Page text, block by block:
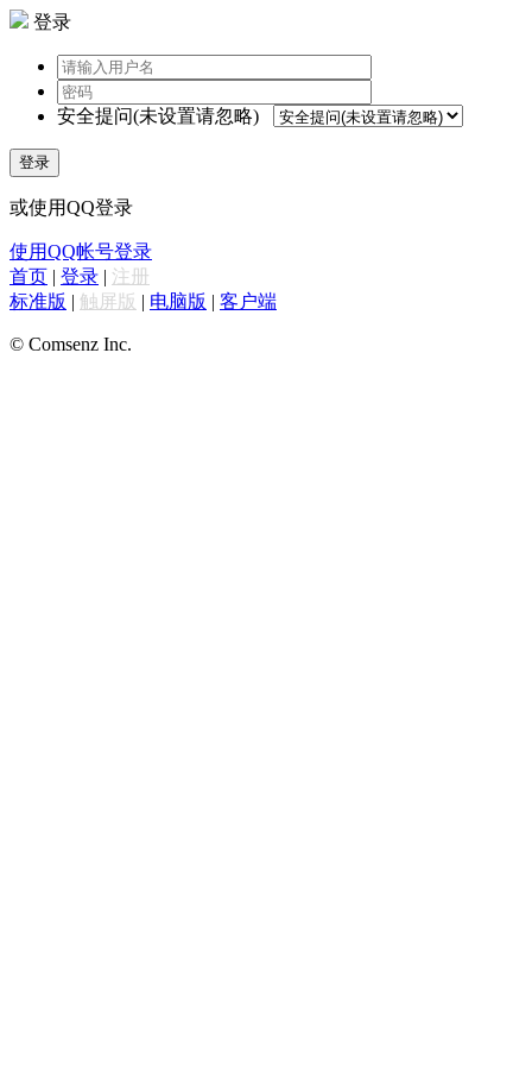
登录
安全提问(未设置请忽略)
登录
或使用QQ登录
使用QQ帐号登录
首页 | 登录 | 注册
标准版 | 触屏版 | 电脑版 | 客户端
© Comsenz Inc.